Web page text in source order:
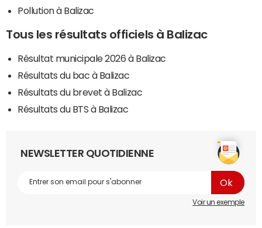
Pollution à Balizac
Tous les résultats officiels à Balizac
Résultat municipale 2026 à Balizac
Résultats du bac à Balizac
Résultats du brevet à Balizac
Résultats du BTS à Balizac
NEWSLETTER QUOTIDIENNE
Voir un exemple